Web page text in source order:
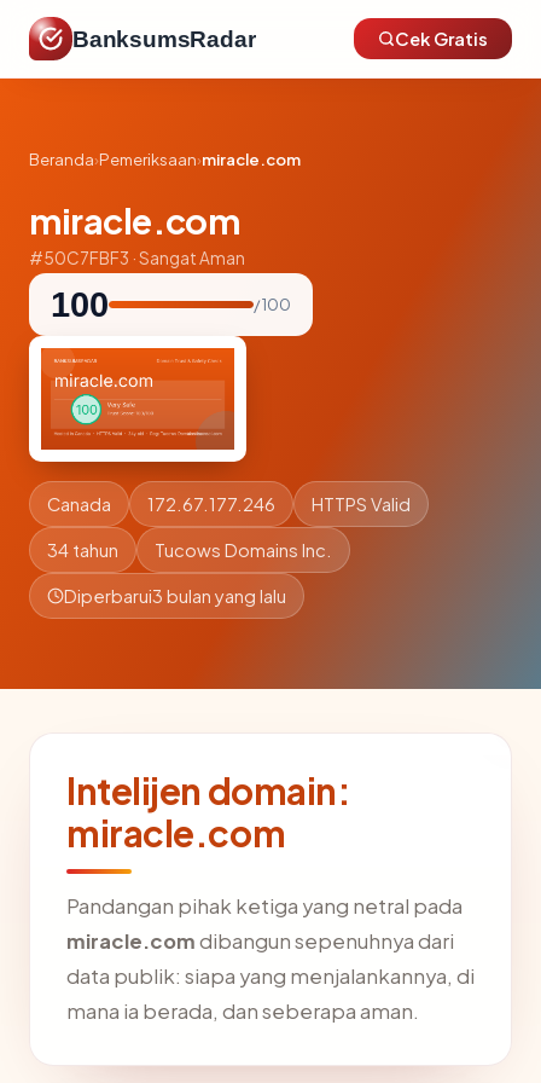
BanksumsRadar Cek Gratis
Beranda›Pemeriksaan›miracle.com
miracle.com
#50C7FBF3 · Sangat Aman
100 / 100
Canada 172.67.177.246 HTTPS Valid
34 tahun Tucows Domains Inc.
Diperbarui3 bulan yang lalu
Intelijen domain:
miracle.com
Pandangan pihak ketiga yang netral pada
miracle.comdibangun sepenuhnya dari
data publik: siapa yang menjalankannya, di
mana ia berada, dan seberapa aman.